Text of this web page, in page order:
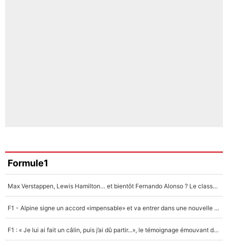
Formule1
Max Verstappen, Lewis Hamilton… et bientôt Fernando Alonso ? Le classement des pilotes les mieux payés en Formule 1 risque de changer !
F1 - Alpine signe un accord «impensable» et va entrer dans une nouvelle dimension : Grande nouvelle pour Pierre Gasly !
F1 : « Je lui ai fait un câlin, puis j’ai dû partir...», le témoignage émouvant de Max Verstappen sur sa fille